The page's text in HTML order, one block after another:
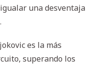
una desventaja
es la más
superando los